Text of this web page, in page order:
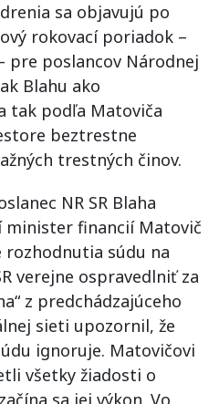
sa objavujú po
rokovací poriadok –
pre poslancov Národnej
Blahu ako
tak podľa Matoviča
beztrestne
trestných činov.
NR SR Blaha
minister financií Matovič
rozhodnutia súdu na
verejne ospravedlniť za
z predchádzajúceho
sieti upozornil, že
ignoruje. Matovičovi
všetky žiadosti o
sa jej výkon. Vo